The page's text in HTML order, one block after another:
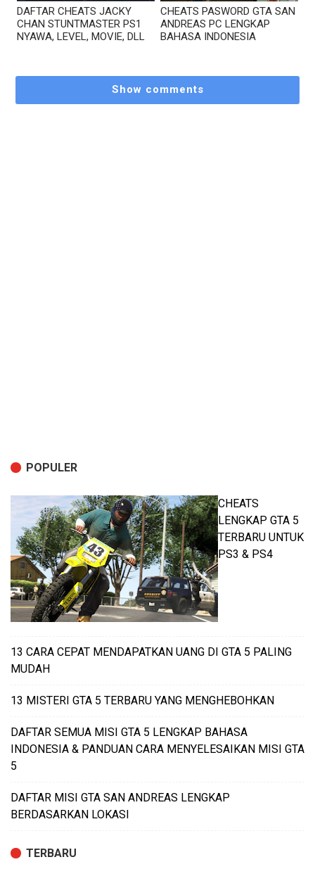
DAFTAR CHEATS JACKY
CHAN STUNTMASTER PS1
NYAWA, LEVEL, MOVIE, DLL
CHEATS PASWORD GTA SAN
ANDREAS PC LENGKAP
BAHASA INDONESIA
Show comments
POPULER
CHEATS
LENGKAP GTA 5
TERBARU UNTUK
PS3 & PS4
13 CARA CEPAT MENDAPATKAN UANG DI GTA 5 PALING
MUDAH
13 MISTERI GTA 5 TERBARU YANG MENGHEBOHKAN
DAFTAR SEMUA MISI GTA 5 LENGKAP BAHASA
INDONESIA & PANDUAN CARA MENYELESAIKAN MISI GTA
5
DAFTAR MISI GTA SAN ANDREAS LENGKAP
BERDASARKAN LOKASI
TERBARU